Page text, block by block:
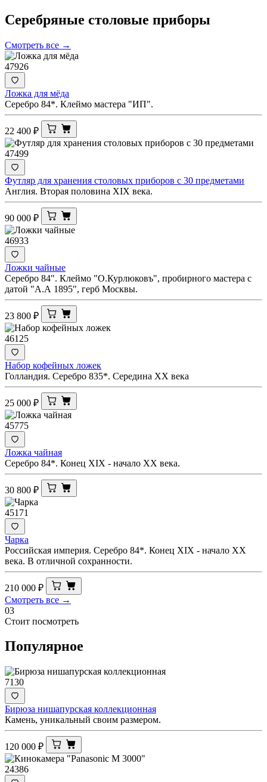
Серебряные столовые приборы
Смотреть все →
47926
Ложка для мёда
Серебро 84*. Клеймо мастера "ИП".
22 400 ₽
47499
Футляр для хранения столовых приборов с 30 предметами
Англия. Вторая половина XIX века.
90 000 ₽
46933
Ложки чайные
Серебро 84". Клеймо "О.Курлюковъ", пробирного мастера с
датой "А.А 1895", герб Москвы.
23 800 ₽
46125
Набор кофейных ложек
Голландия. Серебро 835*. Середина ХХ века
25 000 ₽
45775
Ложка чайная
Серебро 84*. Конец ХIХ - начало ХХ века.
30 800 ₽
45171
Чарка
Российская империя. Серебро 84*. Конец XIX - начало ХХ
века. В отличной сохранности.
210 000 ₽
Смотреть все →
03
Стоит посмотреть
Популярное
7130
Бирюза нишапурская коллекционная
Камень, уникальный своим размером.
120 000 ₽
24386